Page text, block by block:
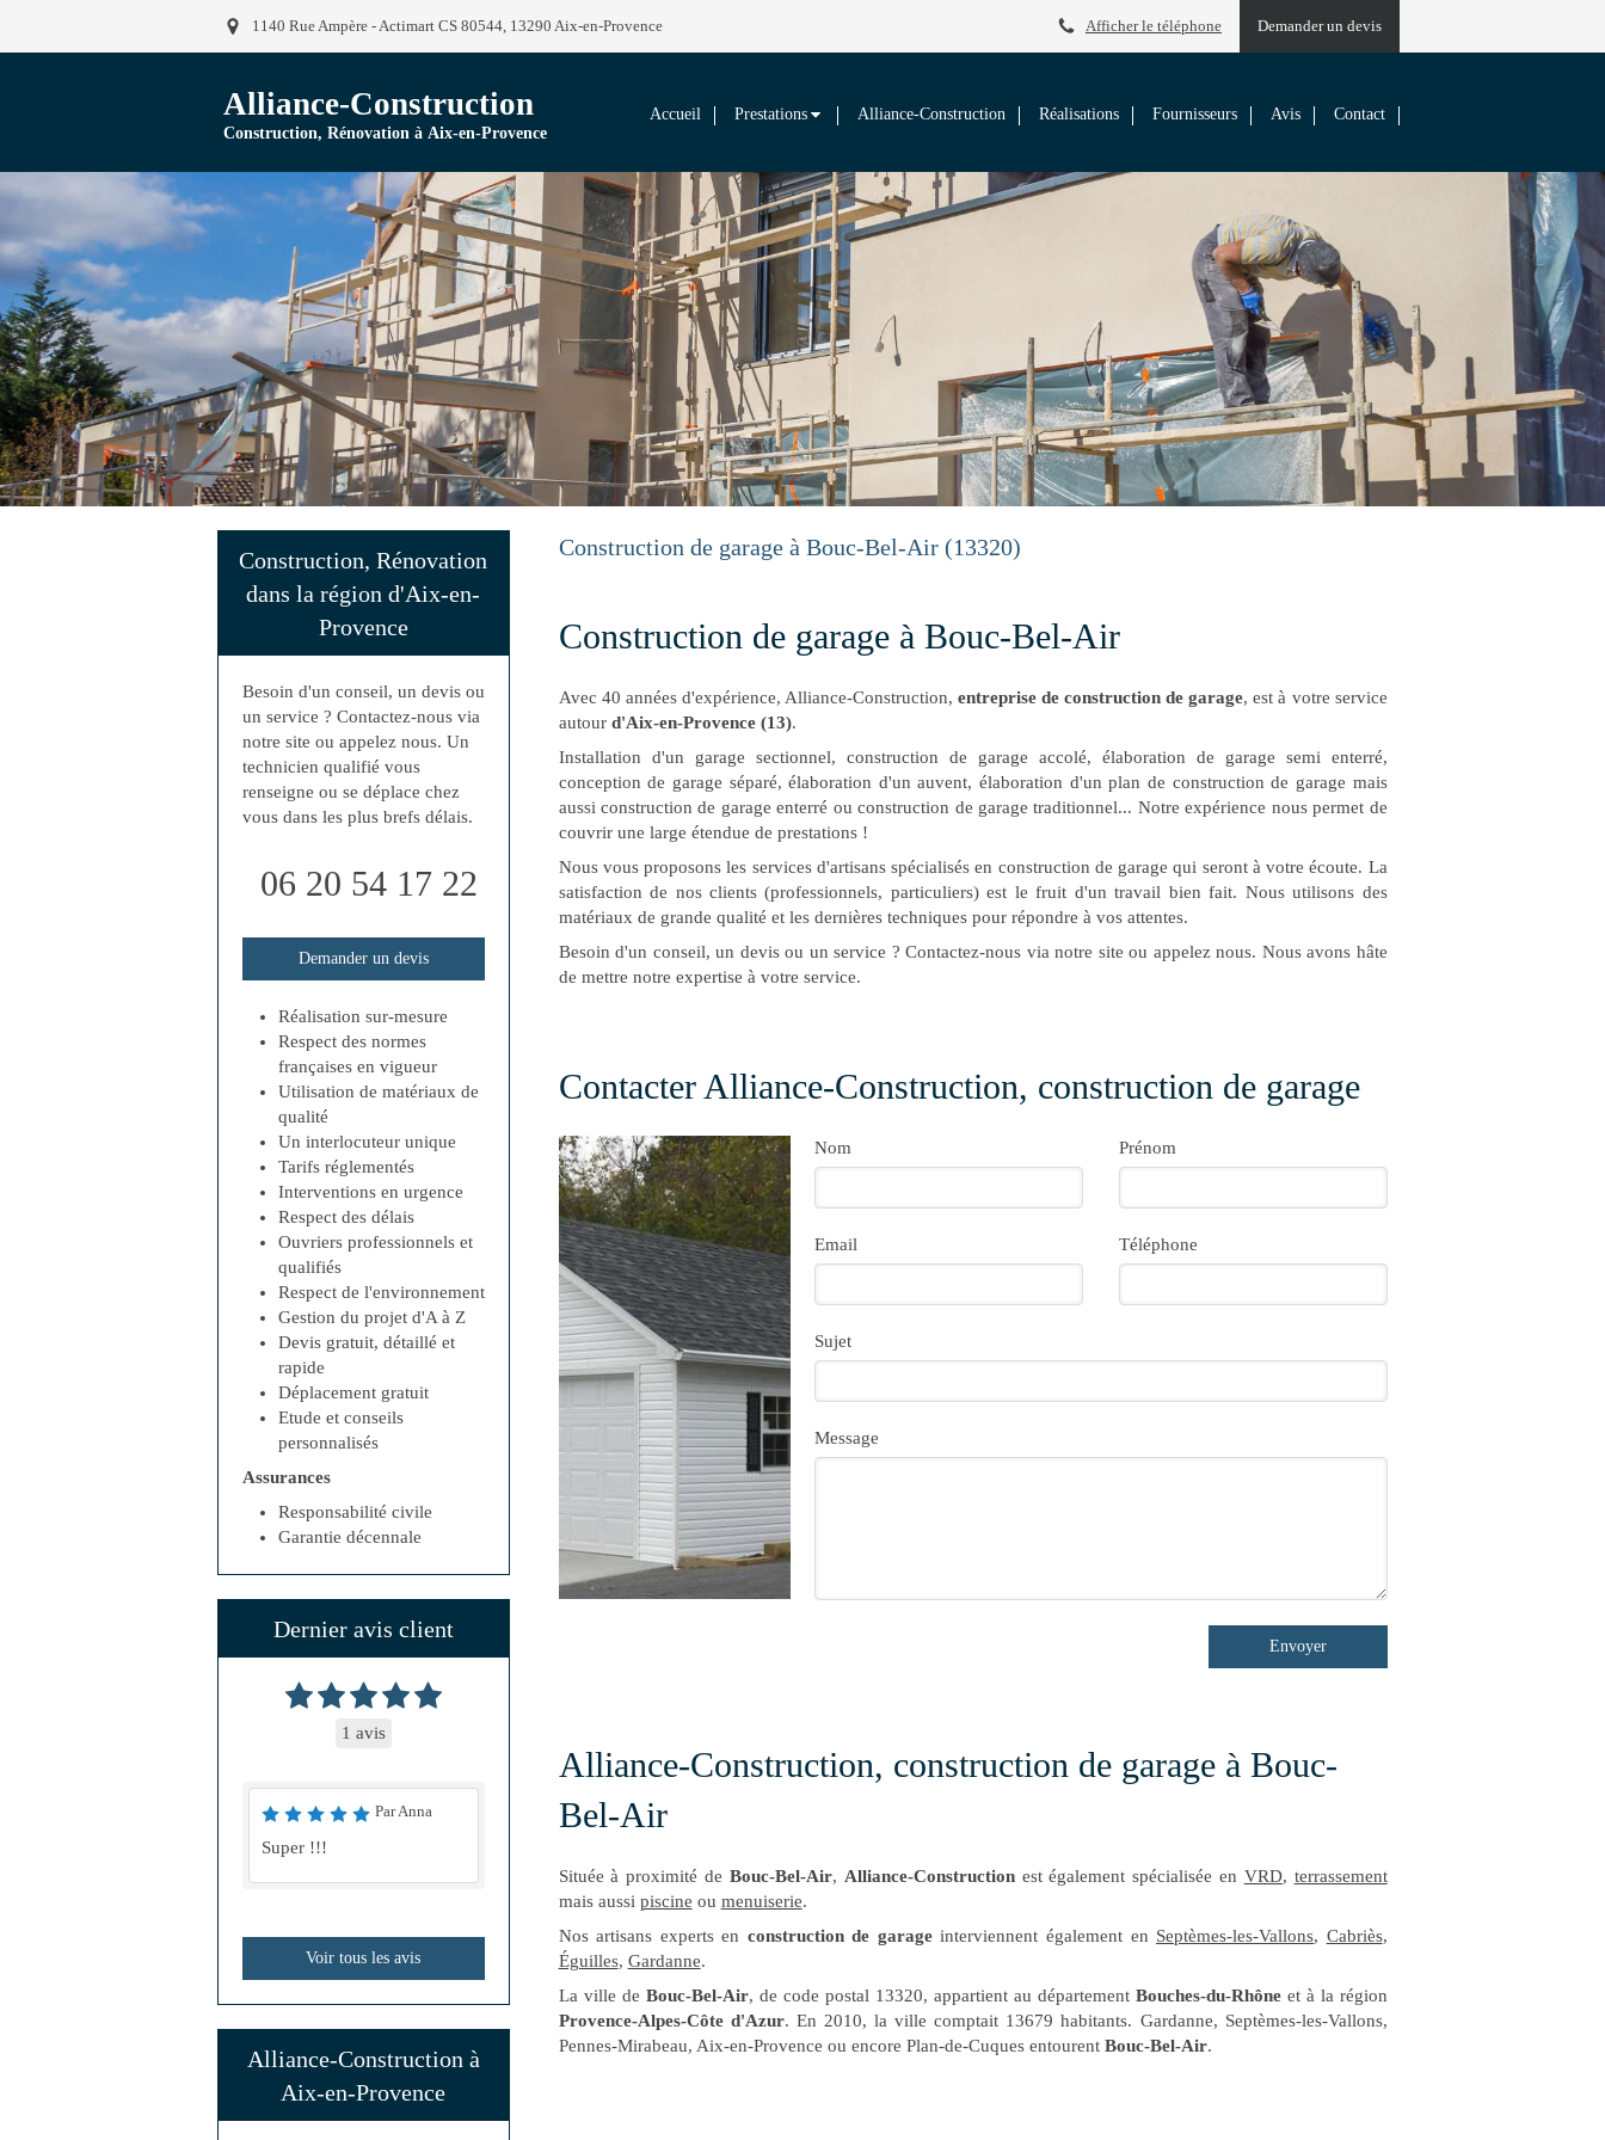
1140 Rue Ampère - Actimart CS 80544, 13290 Aix-en-Provence Demander un devis
Afficher le téléphone
Accueil Prestations Alliance-Construction Réalisations Fournisseurs Avis Contact
Alliance-Construction
Construction, Rénovation à Aix-en-Provence
Construction de garage à Bouc-Bel-Air (13320)
Construction de garage à Bouc-Bel-Air
Avec 40 années d'expérience, Alliance-Construction, entreprise de construction de garage, est à votre service
autourd'Aix-en-Provence (13).
Installation d'un garage sectionnel, construction de garage accolé, élaboration de garage semi enterré,
conception de garage séparé, élaboration d'un auvent, élaboration d'un plan de construction de garage mais
aussi construction de garage enterré ou construction de garage traditionnel... Notre expérience nous permet de
couvrir une large étendue de prestations !
Nous vous proposons les services d'artisans spécialisés en construction de garage qui seront à votre écoute. La
satisfaction de nos clients (professionnels, particuliers) est le fruit d'un travail bien fait. Nous utilisons des
matériaux de grande qualité et les dernières techniques pour répondre à vos attentes.
Besoin d'un conseil, un devis ou un service ? Contactez-nous via notre site ou appelez nous. Nous avons hâte
de mettre notre expertise à votre service.
Contacter Alliance-Construction, construction de garage
Nom Prénom
Email Téléphone
Sujet
Message
Envoyer
Alliance-Construction, construction de garage à Bouc-
Bel-Air
Située à proximité de Bouc-Bel-Air, Alliance-Constructionest également spécialisée en VRD, terrassement
mais aussi piscine ou menuiserie.
Nos artisans experts en construction de garageinterviennent également en Septèmes-les-Vallons, Cabriès,
Éguilles, Gardanne.
La ville de Bouc-Bel-Air, de code postal 13320, appartient au département Bouches-du-Rhôneet à la région
Provence-Alpes-Côte d'Azur. En 2010, la ville comptait 13679 habitants. Gardanne, Septèmes-les-Vallons,
Pennes-Mirabeau, Aix-en-Provence ou encore Plan-de-Cuques entourent Bouc-Bel-Air.
Construction, Rénovation
dans la région d'Aix-en-
Provence
Besoin d'un conseil, un devis ou
un service ? Contactez-nous via
notre site ou appelez nous. Un
technicien qualifié vous
renseigne ou se déplace chez
vous dans les plus brefs délais.
06 20 54 17 22
Demander un devis
Réalisation sur-mesure
Respect des normes
françaises en vigueur
Utilisation de matériaux de
qualité
Un interlocuteur unique
Tarifs réglementés
Interventions en urgence
Respect des délais
Ouvriers professionnels et
qualifiés
Respect de l'environnement
Gestion du projet d'A à Z
Devis gratuit, détaillé et
rapide
Déplacement gratuit
Etude et conseils
personnalisés
Assurances
Responsabilité civile
Garantie décennale
Dernier avis client
1 avis
Par Anna
Super !!!
Voir tous les avis
Alliance-Construction à
Aix-en-Provence